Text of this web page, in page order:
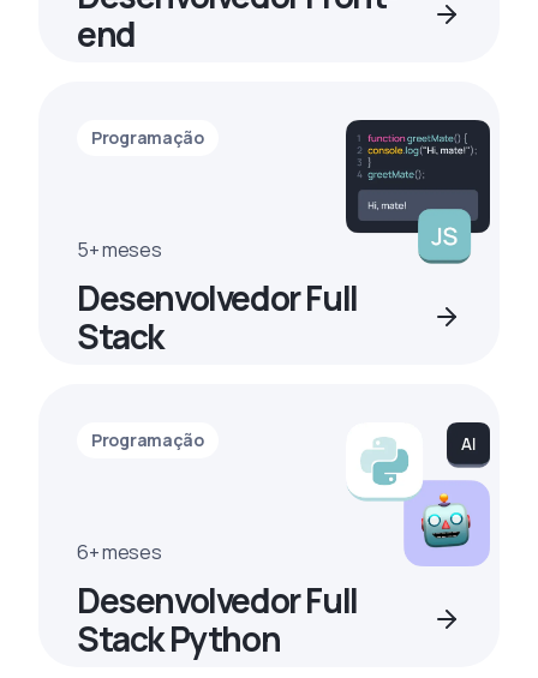
end
Programação
5+ meses
Desenvolvedor Full
Stack
Programação
6+ meses
Desenvolvedor Full
Stack Python